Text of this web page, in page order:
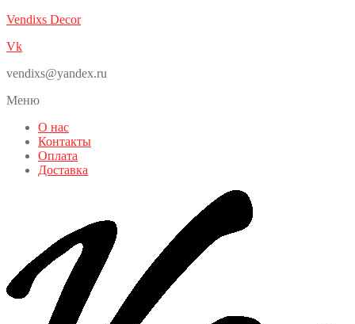
Vendixs Decor
Vk
vendixs@yandex.ru
Меню
О нас
Контакты
Оплата
Доставка